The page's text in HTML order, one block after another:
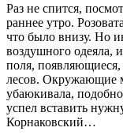
Раз не спится,
раннее утро.
что было внизу. Но
воздушного одеяла,
поля,
лесов. Окружающие
убаюкивала,
успел вставить
Корнаковский…